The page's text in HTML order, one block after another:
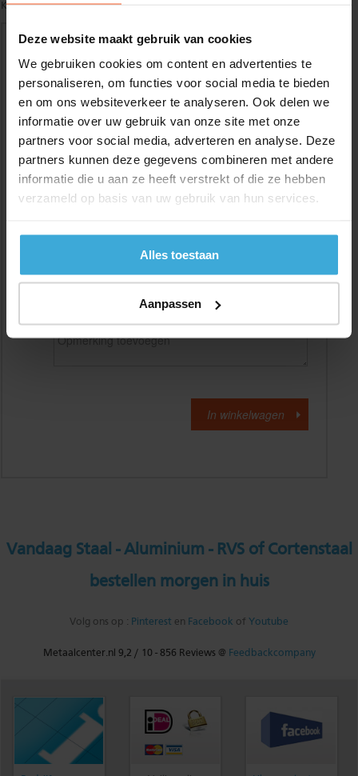
Deze website maakt gebruik van cookies
We gebruiken cookies om content en advertenties te
personaliseren, om functies voor social media te bieden
en om ons websiteverkeer te analyseren. Ook delen we
informatie over uw gebruik van onze site met onze
partners voor social media, adverteren en analyse. Deze
partners kunnen deze gegevens combineren met andere
informatie die u aan ze heeft verstrekt of die ze hebben
verzameld op basis van uw gebruik van hun services.
Alles toestaan
Aanpassen
Kwaliteit: S235JR volgens EN10025
Gewenste
lengtemaat in
(max. 2000 mm)
+/- 2 mm lengtetolerantie
Materiaalkosten
Alle bedragen zijn excl. 21% BTW
Vandaag Staal - Aluminium - RVS of Cortenstaal
bestellen morgen in huis
Volg ons op : Pinterest en Facebook of Youtube
Metaalcenter.nl 9,2 / 10 -856 Reviews @ Feedbackcompany